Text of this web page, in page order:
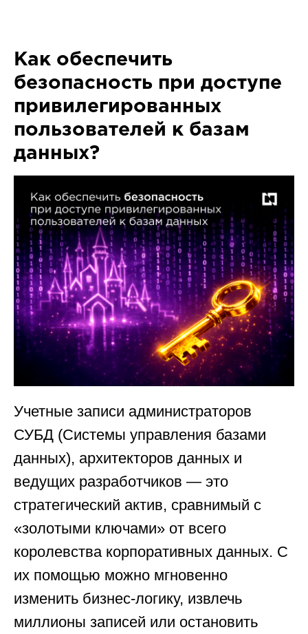
Как обеспечить
безопасность при доступе
привилегированных
пользователей к базам
данных?
Учетные записи администраторов
СУБД (Системы управления базами
данных), архитекторов данных и
ведущих разработчиков — это
стратегический актив, сравнимый с
«золотыми ключами» от всего
королевства корпоративных данных. С
их помощью можно мгновенно
изменить бизнес-логику, извлечь
миллионы записей или остановить